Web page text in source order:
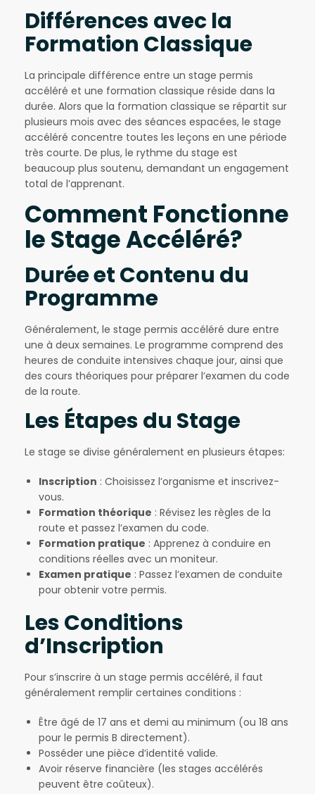
Différences avec la
Formation Classique
La principale différence entre un stage permis
accéléré et une formation classique réside dans la
durée. Alors que la formation classique se répartit sur
plusieurs mois avec des séances espacées, le stage
accéléré concentre toutes les leçons en une période
très courte. De plus, le rythme du stage est
beaucoup plus soutenu, demandant un engagement
total de l’apprenant.
Comment Fonctionne
le Stage Accéléré?
Durée et Contenu du
Programme
Généralement, le stage permis accéléré dure entre
une à deux semaines. Le programme comprend des
heures de conduite intensives chaque jour, ainsi que
des cours théoriques pour préparer l’examen du code
de la route.
Les Étapes du Stage
Le stage se divise généralement en plusieurs étapes:
Inscription : Choisissez l’organisme et inscrivez-
vous.
Formation théorique : Révisez les règles de la
route et passez l’examen du code.
Formation pratique : Apprenez à conduire en
conditions réelles avec un moniteur.
Examen pratique : Passez l’examen de conduite
pour obtenir votre permis.
Les Conditions
d’Inscription
Pour s’inscrire à un stage permis accéléré, il faut
généralement remplir certaines conditions :
Être âgé de 17 ans et demi au minimum (ou 18 ans
pour le permis B directement).
Posséder une pièce d’identité valide.
Avoir réserve financière (les stages accélérés
peuvent être coûteux).